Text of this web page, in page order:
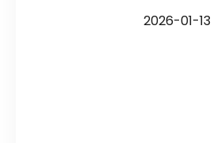
2026-01-13